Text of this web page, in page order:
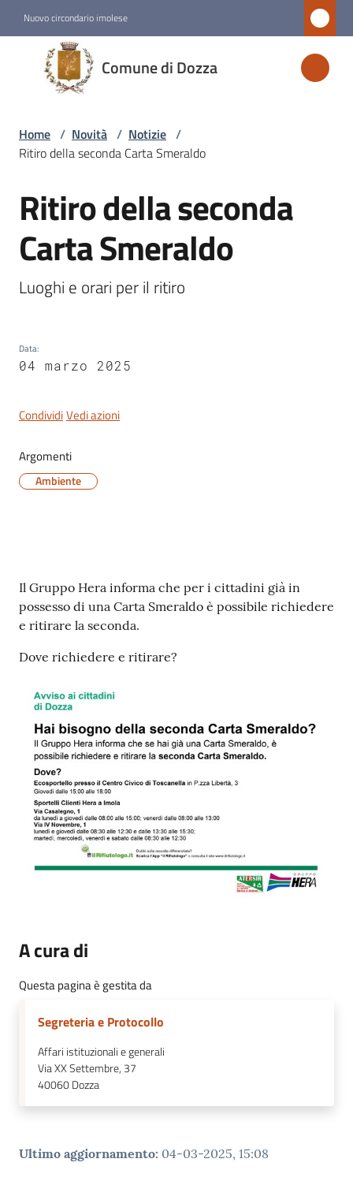
Nuovo circondario imolese
Comune di Dozza
Comune
di
Dozza
Novità
on-
line
Seguici
Home / Novità / Notizie /
Ritiro della seconda Carta Smeraldo
Salta al contenuto
Ritiro della seconda
Carta Smeraldo
Luoghi e orari per il ritiro
Data:
04 marzo 2025
CondividiVedi azioni
Argomenti
Ambiente
Contenuto
Il Gruppo Hera informa che per i cittadini già in
possesso di una Carta Smeraldo è possibile richiedere
e ritirare la seconda.
Dove richiedere e ritirare?
A cura di
Questa pagina è gestita da
Segreteria e Protocollo
Affari istituzionali e generali
Via XX Settembre, 37
40060Dozza
Ultimo aggiornamento: 04-03-2025, 15:08